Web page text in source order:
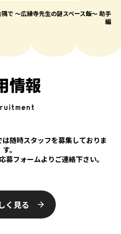
で ～広縁寺先生の謎スペース飯～ 助手
編
情報
随時スタッフを募集しておりま
す。
募フォームよりご連絡下さい。
く見る